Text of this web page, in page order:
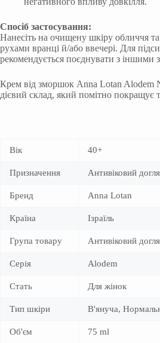
Спосіб застосування:
Нанесіть на очищену шкіру обличчя
рухами вранці й/або ввечері. Для
рекомендується поєднувати з іншими
Крем від зморшок Anna Lotan Alodem
дієвий склад, який помітно покращує
Вік 40+
Призначення Антивіковий
Бренд Anna Lotan
Країна Ізраїль
Група товару Антивіковий
Серія Alodem
Стать Для жінок
Тип шкіри В'януча,
Об'єм 75 ml